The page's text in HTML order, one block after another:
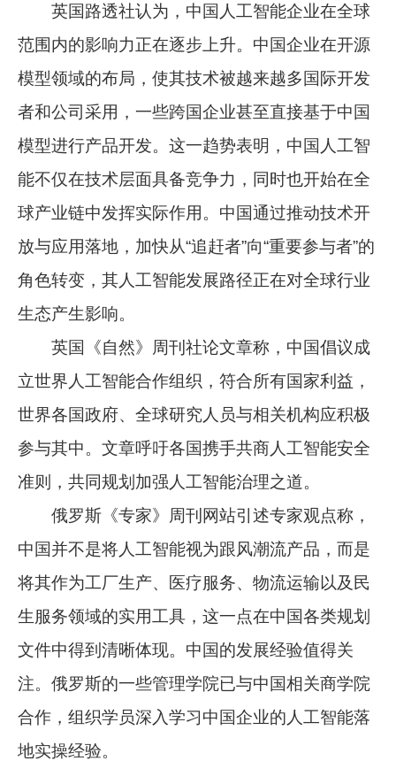
英国路透社认为，中国人工智能企业在全球
范围内的影响力正在逐步上升。中国企业在开源
模型领域的布局，使其技术被越来越多国际开发
者和公司采用，一些跨国企业甚至直接基于中国
模型进行产品开发。这一趋势表明，中国人工智
能不仅在技术层面具备竞争力，同时也开始在全
球产业链中发挥实际作用。中国通过推动技术开
放与应用落地，加快从“追赶者”向“重要参与者”的
角色转变，其人工智能发展路径正在对全球行业
生态产生影响。
英国《自然》周刊社论文章称，中国倡议成
立世界人工智能合作组织，符合所有国家利益，
世界各国政府、全球研究人员与相关机构应积极
参与其中。文章呼吁各国携手共商人工智能安全
准则，共同规划加强人工智能治理之道。
俄罗斯《专家》周刊网站引述专家观点称，
中国并不是将人工智能视为跟风潮流产品，而是
将其作为工厂生产、医疗服务、物流运输以及民
生服务领域的实用工具，这一点在中国各类规划
文件中得到清晰体现。中国的发展经验值得关
注。俄罗斯的一些管理学院已与中国相关商学院
合作，组织学员深入学习中国企业的人工智能落
地实操经验。